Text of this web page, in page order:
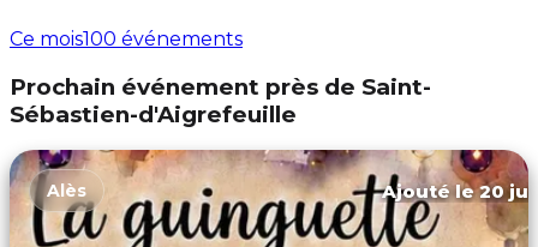
Ce mois100 événements
Prochain événement près de Saint-
Sébastien-d'Aigrefeuille
Alès Ajouté le 20